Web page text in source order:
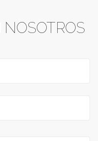
NOSOTROS